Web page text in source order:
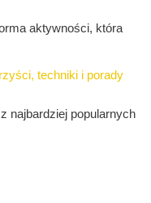
aktywności, która
techniki i porady
najbardziej popularnych